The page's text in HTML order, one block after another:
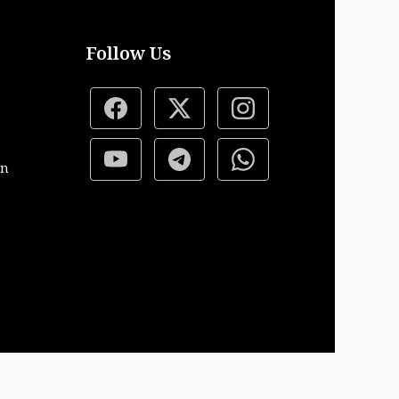
Follow Us